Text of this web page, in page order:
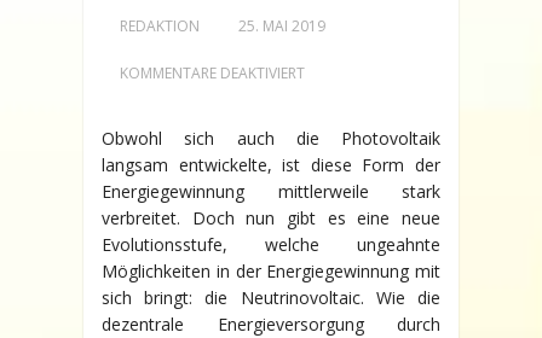
REDAKTION 25. MAI 2019
KOMMENTARE DEAKTIVIERTFÜR
EVOLUTION
DER
PHOTOVOLTAIK
Obwohl sich auch die Photovoltaik
langsam entwickelte, ist diese Form der
Energiegewinnung mittlerweile stark
verbreitet. Doch nun gibt es eine neue
Evolutionsstufe, welche ungeahnte
Möglichkeiten in der Energiegewinnung mit
sich bringt: die Neutrinovoltaic. Wie die
dezentrale Energieversorgung durch